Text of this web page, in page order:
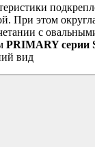
При этом
с
PRIMARY серии
вид